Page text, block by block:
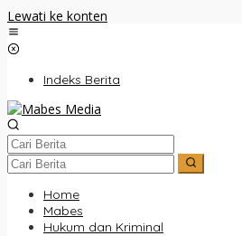
Lewati ke konten
Indeks Berita
Home
Mabes
Hukum dan Kriminal